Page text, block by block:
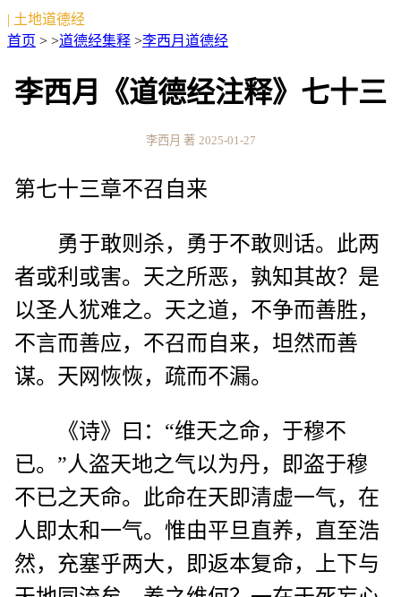
| 土地道德经
首页 > >道德经集释 >李西月道德经
李西月《道德经注释》七十三
李西月 著 2025-01-27
第七十三章不召自来
勇于敢则杀，勇于不敢则话。此两
者或利或害。天之所恶，孰知其故？是
以圣人犹难之。天之道，不争而善胜，
不言而善应，不召而自来，坦然而善
谋。天网恢恢，疏而不漏。
《诗》曰：“维天之命，于穆不
已。”人盗天地之气以为丹，即盗于穆
不已之天命。此命在天即清虚一气，在
人即太和一气。惟由平旦直养，直至浩
然，充塞乎两大，即返本复命，上下与